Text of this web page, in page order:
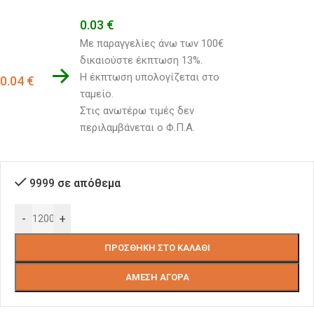
0.04 €
0.03 €
Με παραγγελίες άνω των 100€
δικαιούστε έκπτωση 13%.
Η έκπτωση υπολογίζεται στο
ταμείο.
Στις ανωτέρω τιμές δεν
περιλαμβάνεται ο Φ.Π.Α.
9999 σε απόθεμα
- +
ΠΡΟΣΘΉΚΗ ΣΤΟ ΚΑΛΆΘΙ
ΆΜΕΣΗ ΑΓΟΡΆ